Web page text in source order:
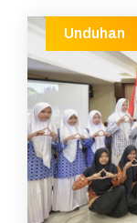
Unduhan